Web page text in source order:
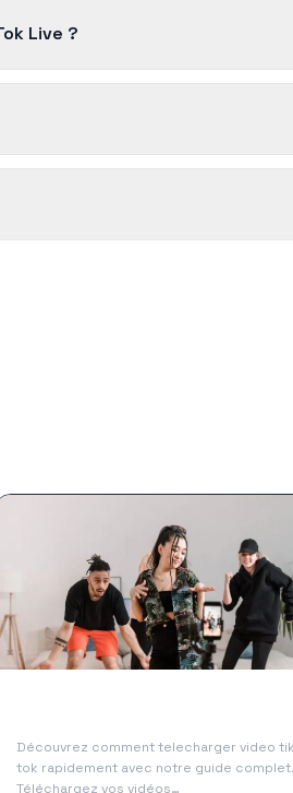
Live ?
Découvrez comment telecharger video tik
tok rapidement avec notre guide complet.
Téléchargez vos vidéos…